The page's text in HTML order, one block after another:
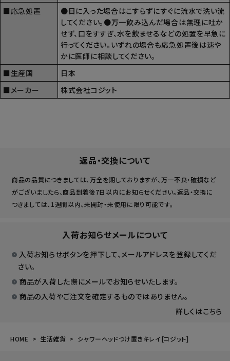
■応急処置
●目に入った場合はこすらずにすぐに流水で洗い流
してください。●万一飲み込んだ場合は無理に吐か
せず、口をすすぎ、水を飲ませるなどの処置を早急に
行ってください。いずれの場合も応急処置後は速や
かに医師に相談してください。
■生産国
日本
■メーカー
株式会社コジット
返品・交換について
商品の品質につきましては、万全を期しておりますが、万一不良・破損など
がございましたら、商品到着後7日以内にお知らせください。返品・交換に
つきましては、1週間以内、未開封・未使用に限り可能です。
入荷お知らせメールについて
入荷お知らせボタンを押下して、メールアドレスを登録してくだ
さい。
商品が入荷した際にメールでお知らせいたします。
商品の入荷やご注文を確定するものではありません。
詳しくはこちら
HOME 生活雑貨 シャワーヘッドつけ置きキレイ[コジット]